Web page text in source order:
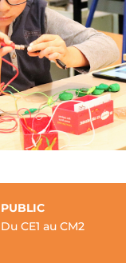
PUBLIC
Du CE1 au CM2